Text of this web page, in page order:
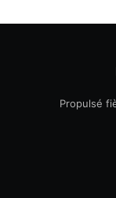
Propulsé